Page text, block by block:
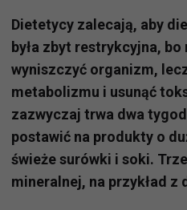
Dietetycy zalecają, aby
była zbyt restrykcyjna,
wyniszczyć organizm,
metabolizmu i usunąć
zazwyczaj trwa dwa
postawić na produkty o
świeże surówki i soki.
mineralnej, na przykład z